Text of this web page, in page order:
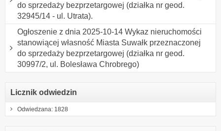
do sprzedaży bezprzetargowej (działka nr geod.
32945/14 - ul. Utrata).
Ogłoszenie z dnia 2025-10-14 Wykaz nieruchomości
stanowiącej własność Miasta Suwałk przeznaczonej
do sprzedaży bezprzetargowej (działka nr geod.
30997/2, ul. Bolesława Chrobrego)
Licznik odwiedzin
Odwiedzana: 1828